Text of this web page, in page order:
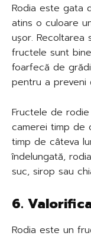
Rodia este gata
atins o culoare
ușor. Recoltarea
fructele sunt
foarfecă de
pentru a preveni
Fructele de
camerei timp de
timp de câteva
îndelungată,
suc, sirop sau
6.
Rodia este un